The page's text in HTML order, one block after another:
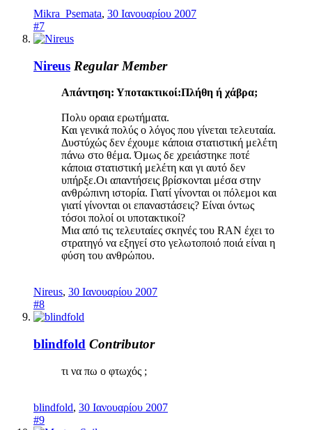
Mikra_Psemata, 30 Ιανουαρίου 2007
#7
Nireus Regular Member
Απάντηση: Υποτακτικοί:Πλήθη ή χάβρα;
Πολυ οραια ερωτήματα.
Και γενικά πολύς ο λόγος που γίνεται τελευταία.
Δυστύχώς δεν έχουμε κάποια στατιστική μελέτη
πάνω στο θέμα. Όμως δε χρειάστηκε ποτέ
κάποια στατιστική μελέτη και γι αυτό δεν
υπήρξε.Οι απαντήσεις βρίσκονται μέσα στην
ανθρώπινη ιστορία. Γιατί γίνονται οι πόλεμοι και
γιατί γίνονται οι επαναστάσεις? Είναι όντως
τόσοι πολοί οι υποτακτικοί?
Μια από τις τελευταίες σκηνές του RAN έχει το
στρατηγό να εξηγεί στο γελωτοποιό ποιά είναι η
φύση του ανθρώπου.
Nireus, 30 Ιανουαρίου 2007
#8
blindfold Contributor
τι να πω ο φτωχός ;
blindfold, 30 Ιανουαρίου 2007
#9